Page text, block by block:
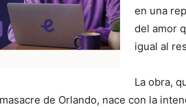
en una
del amor
igual al
La obra,
de Orlando, nace con la